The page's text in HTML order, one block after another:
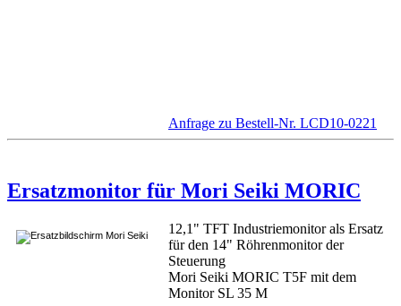
Anfrage zu Bestell-Nr. LCD10-0221
Ersatzmonitor für Mori Seiki MORIC
12,1" TFT Industriemonitor als Ersatz
für den 14" Röhrenmonitor der
Steuerung
Mori Seiki MORIC T5F mit dem
Monitor SL 35 M